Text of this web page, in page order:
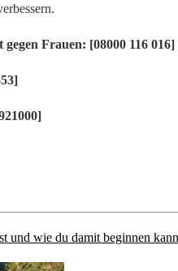
Frauen: [08000 116 016]
und wie du damit beginnen